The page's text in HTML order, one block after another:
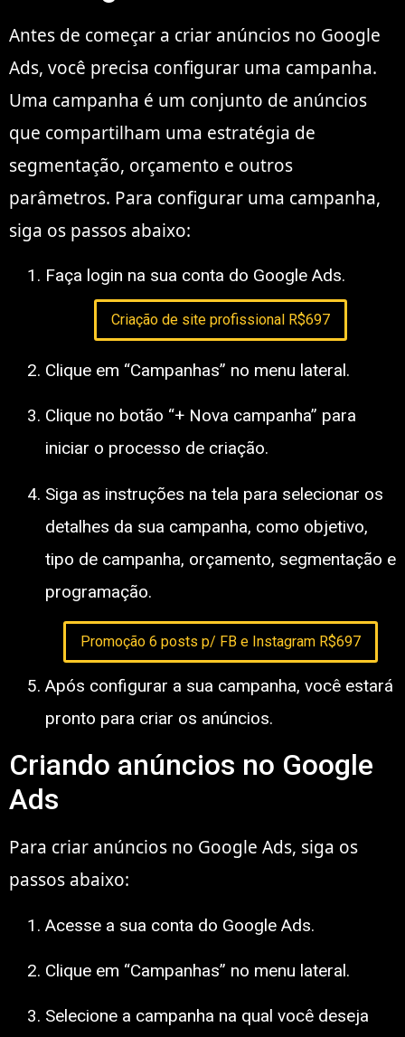
Antes de começar a criar anúncios no Google
Ads, você precisa configurar uma campanha.
Uma campanha é um conjunto de anúncios
que compartilham uma estratégia de
segmentação, orçamento e outros
parâmetros. Para configurar uma campanha,
siga os passos abaixo:
Faça login na sua conta do Google Ads.
Criação de site profissional R$697
Clique em “Campanhas” no menu lateral.
Clique no botão “+ Nova campanha” para
iniciar o processo de criação.
Siga as instruções na tela para selecionar os
detalhes da sua campanha, como objetivo,
tipo de campanha, orçamento, segmentação e
programação.
Promoção 6 posts p/ FB e Instagram R$697
Após configurar a sua campanha, você estará
pronto para criar os anúncios.
Criando anúncios no Google
Ads
Para criar anúncios no Google Ads, siga os
passos abaixo:
Acesse a sua conta do Google Ads.
Clique em “Campanhas” no menu lateral.
Selecione a campanha na qual você deseja